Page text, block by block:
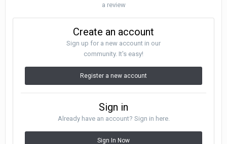
a review
Create an account
Sign up for a new account in our
community. It's easy!
Register a new account
Sign in
Already have an account? Sign in here.
Sign In Now